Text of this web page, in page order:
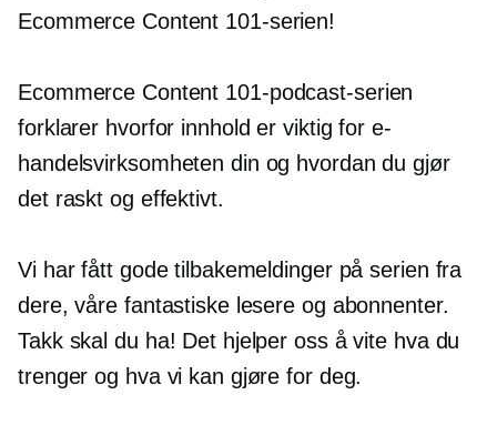
Ecommerce Content 101-serien!
Ecommerce Content 101-podcast-serien
forklarer hvorfor innhold er viktig for e-
handelsvirksomheten din og hvordan du gjør
det raskt og effektivt.
Vi har fått gode tilbakemeldinger på serien fra
dere, våre fantastiske lesere og abonnenter.
Takk skal du ha! Det hjelper oss å vite hva du
trenger og hva vi kan gjøre for deg.